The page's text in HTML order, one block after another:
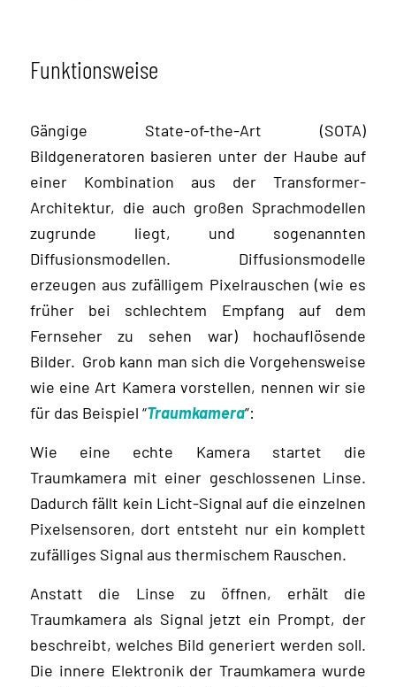
Funktionsweise
Gängige State-of-the-Art (SOTA)
Bildgeneratoren basieren unter der Haube auf
einer Kombination aus der Transformer-
Architektur, die auch großen Sprachmodellen
zugrunde liegt, und sogenannten
Diffusionsmodellen. Diffusionsmodelle
erzeugen aus zufälligem Pixelrauschen (wie es
früher bei schlechtem Empfang auf dem
Fernseher zu sehen war) hochauflösende
Bilder. Grob kann man sich die Vorgehensweise
wie eine Art Kamera vorstellen, nennen wir sie
für das Beispiel “Traumkamera”:
Wie eine echte Kamera startet die
Traumkamera mit einer geschlossenen Linse.
Dadurch fällt kein Licht-Signal auf die einzelnen
Pixelsensoren, dort entsteht nur ein komplett
zufälliges Signal aus thermischem Rauschen.
Anstatt die Linse zu öffnen, erhält die
Traumkamera als Signal jetzt ein Prompt, der
beschreibt, welches Bild generiert werden soll.
Die innere Elektronik der Traumkamera wurde